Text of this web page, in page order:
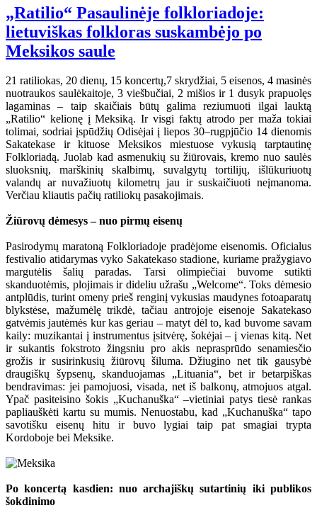
„Ratilio“ Pasaulinėje folkloriadoje:
lietuviškas folkloras suskambėjo po
Meksikos saule
21 ratiliokas, 20 dienų, 15 koncertų,7 skrydžiai, 5 eisenos, 4 masinės
nuotraukos saulėkaitoje, 3 viešbučiai, 2 mišios ir 1 dusyk prapuolęs
lagaminas – taip skaičiais būtų galima reziumuoti ilgai lauktą
„Ratilio“ kelionę į Meksiką. Ir visgi faktų atrodo per maža tokiai
tolimai, sodriai įspūdžių Odisėjai į liepos 30–rugpjūčio 14 dienomis
Sakatekase ir kituose Meksikos miestuose vykusią tarptautinę
Folkloriadą. Juolab kad asmenukių su žiūrovais, kremo nuo saulės
sluoksnių, marškinių skalbimų, suvalgytų tortilijų, išlūkuriuotų
valandų ar nuvažiuotų kilometrų jau ir suskaičiuoti neįmanoma.
Verčiau kliautis pačių ratiliokų pasakojimais.
Žiūrovų dėmesys – nuo pirmų eisenų
Pasirodymų maratoną Folkloriadoje pradėjome eisenomis. Oficialus
festivalio atidarymas vyko Sakatekaso stadione, kuriame pražygiavo
margutėlis šalių paradas. Tarsi olimpiečiai buvome sutikti
skanduotėmis, plojimais ir dideliu užrašu „Welcome“. Toks dėmesio
antplūdis, turint omeny prieš renginį vykusias maudynes fotoaparatų
blykstėse, mažumėlę trikdė, tačiau antrojoje eisenoje Sakatekaso
gatvėmis jautėmės kur kas geriau – matyt dėl to, kad buvome savam
kaily: muzikantai į instrumentus įsitvėrę, šokėjai – į vienas kitą. Net
ir sukantis fokstroto žingsniu pro akis neprasprūdo senamiesčio
grožis ir susirinkusių žiūrovų šiluma. Džiugino net tik gausybė
draugiškų šypsenų, skanduojamas „Lituania“, bet ir betarpiškas
bendravimas: jei pamojuosi, visada, net iš balkonų, atmojuos atgal.
Ypač pasiteisino šokis „Kuchanuška“ –vietiniai patys tiesė rankas
papliauškėti kartu su mumis. Nenuostabu, kad „Kuchanuška“ tapo
savotišku eisenų hitu ir buvo lygiai taip pat smagiai trypta
Kordoboje bei Meksike.
Po koncertą kasdien: nuo archajiškų sutartinių iki publikos
šokdinimo